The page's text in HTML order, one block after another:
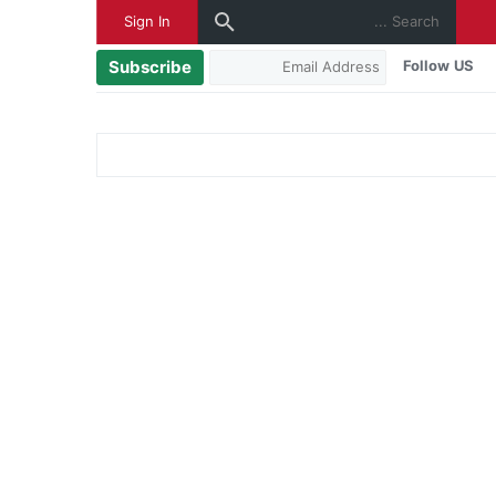
Sign In
Follow US
Subscribe